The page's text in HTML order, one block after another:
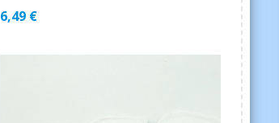
6,49 €